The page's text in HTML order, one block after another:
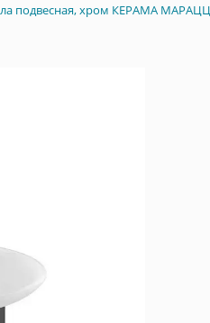
подвесная, хром КЕРАМА